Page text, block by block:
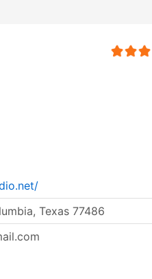
Texas 77486